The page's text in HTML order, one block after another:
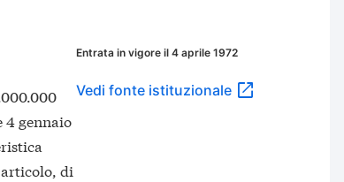
4 gennaio
articolo, di
Entrata in vigore il 4 aprile 1972
Vedi fonte istituzionale